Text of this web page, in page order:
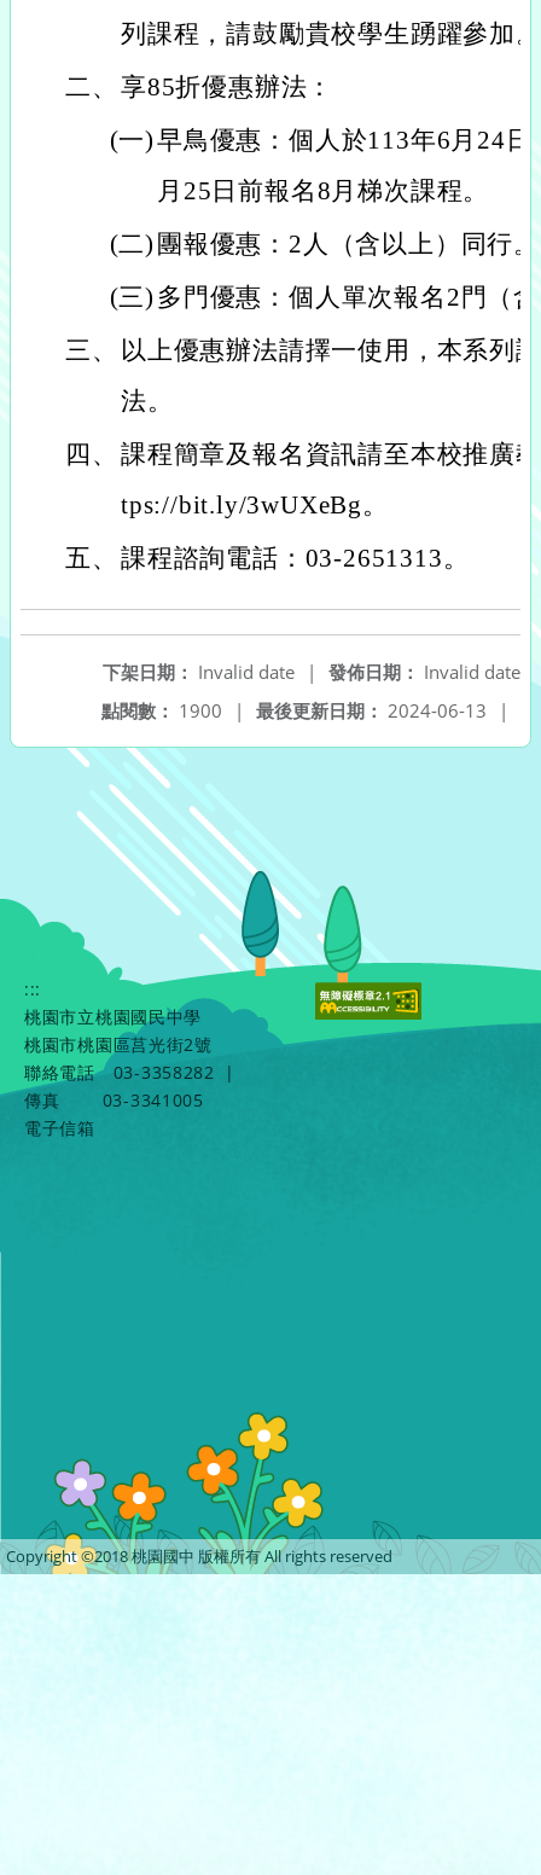
列課程，請鼓勵貴校學生踴躍參加。
二、 享85折優惠辦法：
(一)早鳥優惠：個人於113年6月24
月25日前報名8月梯次課程。
(二) 團報優惠：2人（含以上）同行。
(三) 多門優惠：個人單次報名2門（
三、
以上優惠辦法請擇一使用，本系列
法。
四、 課程簡章及報名資訊請至本校推廣
tps://bit.ly/3wUXeBg。
五、 課程諮詢電話：03-2651313。
發佈日期： Invalid date
下架日期： Invalid date
|
最後更新日期： 2024-06-13 |
點閱數： 1900 |
:::
桃園市立桃園國民中學
桃園市桃園區莒光街2號
聯絡電話
03-3358282
|
傳真
03-3341005
電子信箱
Copyright ©2018 桃園國中 版權所有 All rights reserved